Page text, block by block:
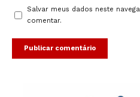
Salvar meus dados neste
comentar.